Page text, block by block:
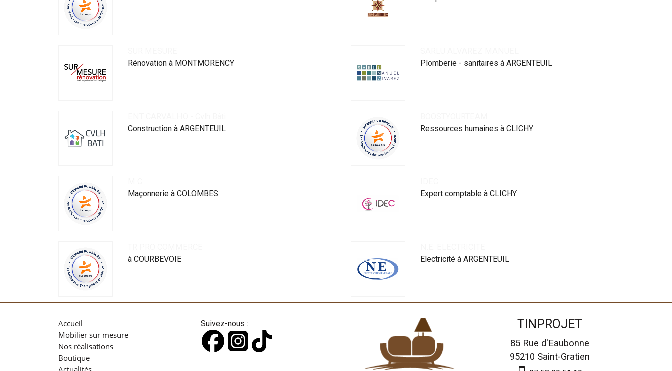
Rénovation à MONTMORENCY
Plomberie - sanitaires à ARGENTEUIL
Construction à ARGENTEUIL
Ressources humaines à CLICHY
Maçonnerie à COLOMBES
Expert comptable à CLICHY
à COURBEVOIE
Electricité à ARGENTEUIL
Accueil
Mobilier sur mesure
Nos réalisations
Boutique
Actualités
Suivez-nous : TINPROJET
85 Rue d'Eaubonne
95210 Saint-Gratien